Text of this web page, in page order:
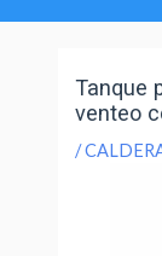
Tanque
venteo
/